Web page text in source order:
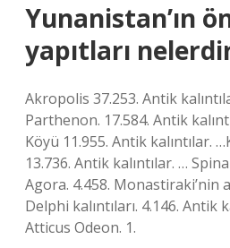
Yunanistan’ın
yapıtları
Akropolis 37.253. Antik
Parthenon. 17.584. Antik
Köyü 11.955. Antik kalıntılar.
13.736. Antik kalıntılar. …
Agora. 4.458. Monastiraki’nin
Delphi kalıntıları. 4.146. Antik
Atticus Odeon. 1.